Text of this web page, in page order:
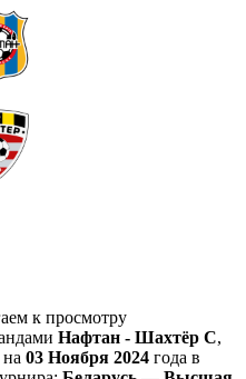
к просмотру
Нафтан - Шахтёр С,
03 Ноября 2024 года в